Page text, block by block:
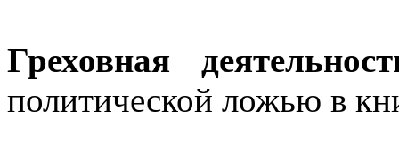
Греховная
политической ложью в